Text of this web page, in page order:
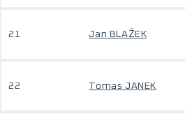
21 Jan BLAŽEK
22 Tomas JANEK